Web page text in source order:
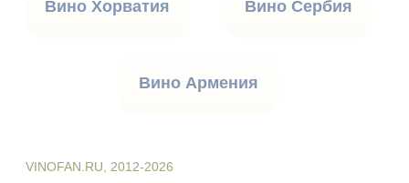
Вино Хорватия Вино Сербия
Вино Армения
VINOFAN.RU, 2012-2026